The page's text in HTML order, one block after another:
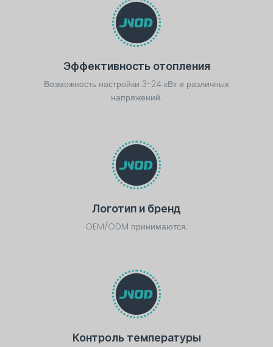
Эффективность отопления
Возможность настройки 3-24 кВт и различных
напряжений.
Логотип и бренд
OEM/ODM принимаются.
Контроль температуры